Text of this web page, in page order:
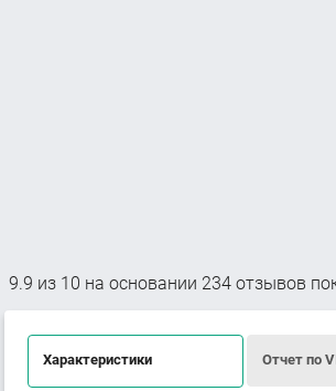
9.9 из 10 на основании 234 отзывов
Характеристики Отчет по